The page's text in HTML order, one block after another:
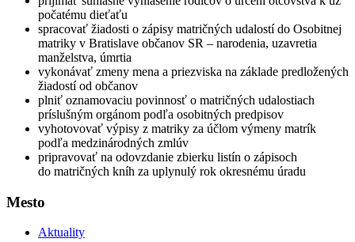
počatému dieťaťu
spracovať žiadosti o zápisy matričných udalostí do Osobitnej
matriky v Bratislave občanov SR – narodenia, uzavretia
manželstva, úmrtia
vykonávať zmeny mena a priezviska na základe predložených
žiadostí od občanov
plniť oznamovaciu povinnosť o matričných udalostiach
príslušným orgánom podľa osobitných predpisov
vyhotovovať výpisy z matriky za účlom výmeny matrík
podľa medzinárodných zmlúv
pripravovať na odovzdanie zbierku listín o zápisoch
do matričných kníh za uplynulý rok okresnému úradu
Mesto
Aktuality